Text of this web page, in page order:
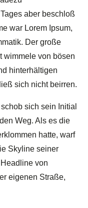
aber beschloß
war Lorem Ipsum,
Der große
wimmele von bösen
hinterhältigen
sich nicht beirren.
sich sein Initial
Weg. Als es die
hatte, warf
Skyline seiner
von
eigenen Straße,